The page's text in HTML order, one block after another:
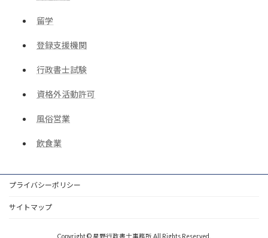
留学
登録支援機関
行政書士試験
資格外活動許可
風俗営業
飲食業
プライバシーポリシー
サイトマップ
Copyright © 星野行政書士事務所 All Rights Reserved.